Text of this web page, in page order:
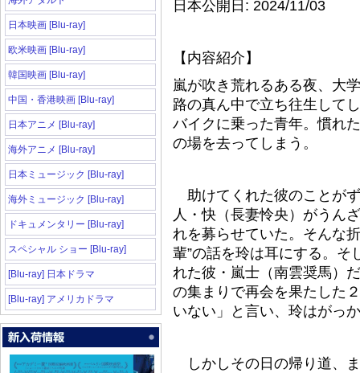
日本映画 [Blu-ray]
欧米映画 [Blu-ray]
韓国映画 [Blu-ray]
中国・香港映画 [Blu-ray]
日本アニメ [Blu-ray]
海外アニメ [Blu-ray]
日本ミュージック [Blu-ray]
海外ミュージック [Blu-ray]
ドキュメンタリー [Blu-ray]
スペシャル ショー [Blu-ray]
[Blu-ray] 日本ドラマ
[Blu-ray] アメリカドラマ
日本公開日: 2024/11/03
【内容紹介】
嵐が吹き荒れるある夜、大
路の真ん中で立ち往生して
バイクに乗った青年。慣れ
の場を去ってしまう。
助けてくれた彼のことが
人・快（長妻怜央）がうん
れを募らせていた。そんな
輩”の話を玲は耳にする。
れた彼・嵐士（南雲奨馬）
の集まりで再会を果たした
いない」と言い、玲はがっ
しかしその日の帰り道、